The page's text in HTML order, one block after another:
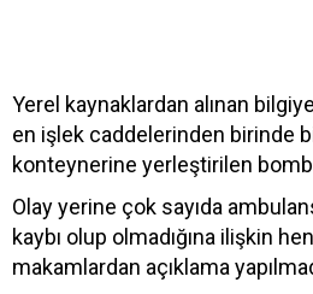
Yerel kaynaklardan alınan
en işlek caddelerinden birinde
konteynerine yerleştirilen
Olay yerine çok sayıda
kaybı olup olmadığına ilişkin
makamlardan açıklama